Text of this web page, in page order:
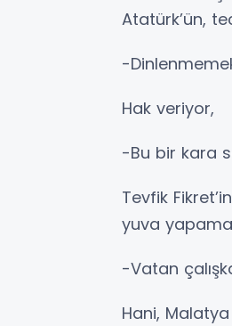
Atatürk’ün,
-
Hak veriyor,
-Bu bir kara
Tevfik
yuva
-Vatan
Hani,